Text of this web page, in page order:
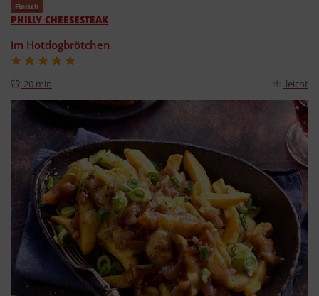
Fleisch
PHILLY CHEESESTEAK
im Hotdogbrötchen
20 min leicht